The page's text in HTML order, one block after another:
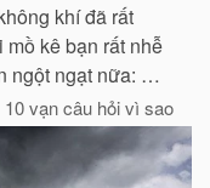
khí đã rất
kê bạn rất nhễ
ngột ngạt nữa: Đó
mưa rào...
10 vạn câu hỏi vì sao